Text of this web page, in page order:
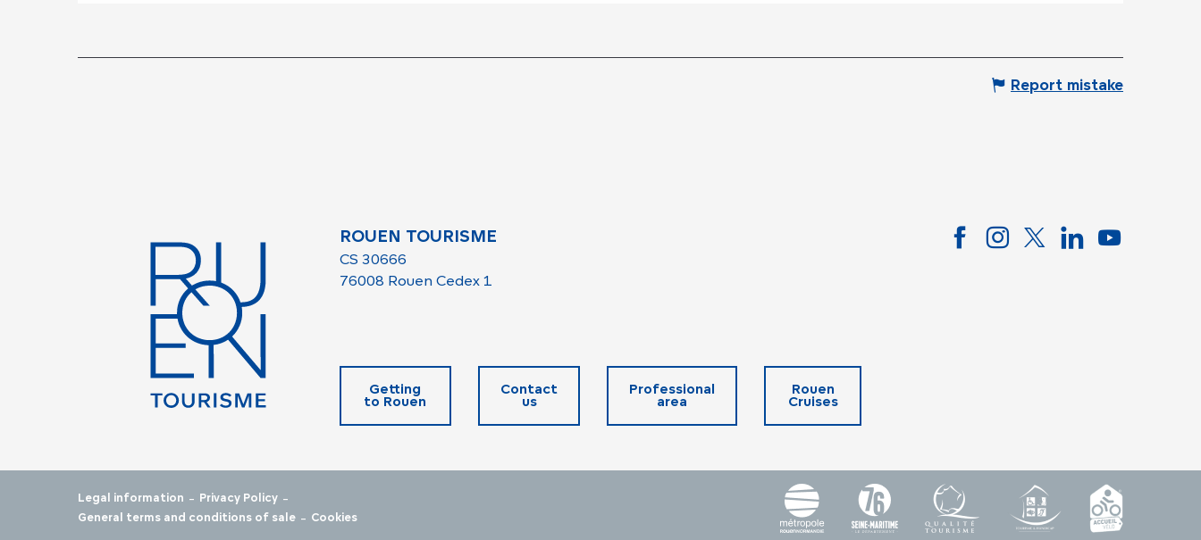
Report mistake
ROUEN TOURISME
CS 30666
76008 Rouen Cedex 1
Getting
to Rouen
Contact
us
Professional
area
Rouen
Cruises
Legal information - Privacy Policy -
General terms and conditions of sale - Cookies